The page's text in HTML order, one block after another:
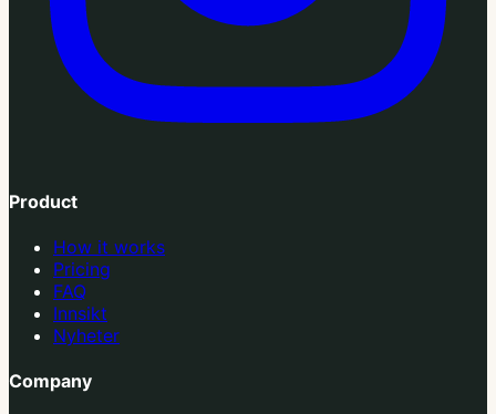
Product
How it works
Pricing
FAQ
Innsikt
Nyheter
Company